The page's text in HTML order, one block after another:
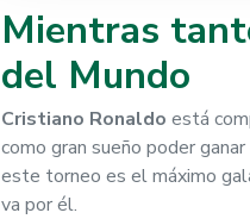
Mientras
del Mundo
Cristiano Ronaldo está
como gran sueño poder
este torneo es el máximo
va por él.